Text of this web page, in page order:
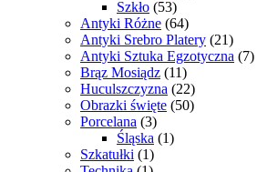
Szkło (53)
Antyki Różne (64)
Antyki Srebro Platery (21)
Antyki Sztuka Egzotyczna (7)
Brąz Mosiądz (11)
Huculszczyzna (22)
Obrazki święte (50)
Porcelana (3)
Śląska (1)
Szkatułki (1)